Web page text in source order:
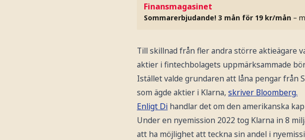
Finansmagasinet
Sommarerbjudande! 3 mån för 19 kr/mån –
Till skillnad från fler andra större aktieägare
aktier i fintechbolagets uppmärksammade
Istället valde grundaren att låna pengar från
som ägde aktier i Klarna, skriver Bloomberg.
Enligt Di handlar det om den amerikanska
Under en nyemission 2022 tog Klarna in 8
att ha möjlighet att teckna sin andel i